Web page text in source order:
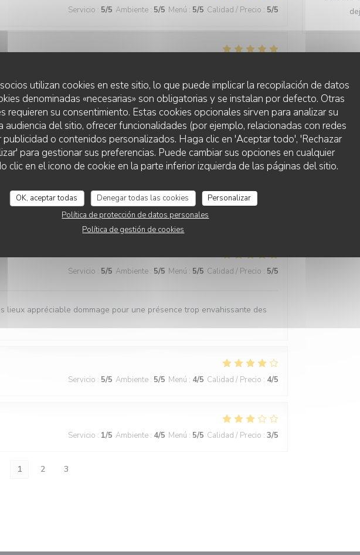
utilizan cookies en este sitio, lo que puede implicar la recopilación de datos
denominadas «necesarias» son obligatorias y se instalan por defecto. Otras
requieren su consentimiento. Estas cookies opcionales sirven para analizar su
audiencia del sitio, ofrecer funcionalidades (por ejemplo, relacionadas con redes
publicidad o contenidos personalizados. Haga clic en 'Aceptar todo', 'Rechazar
para gestionar sus preferencias. Puede cambiar sus opciones en cualquier
clic en el icono de cookie en la parte inferior izquierda de las páginas del sitio.
OK, aceptar todas Denegar todas las cookies
Personalizar
Política de protección de datos personales
Política de gestión de cookies
Servicio : 5/5 Ambiente : 5/5 Menú : 5/5 Calidad / Precio : 5/5
Servicio:5/5 Ambiente: 5/5 Menú 5 /5 Calidad / Precio:5/5
entendu.
Servicio:4/5 Ambiente:3/5 Menú:3/5 Calidad / Precio
Servicio : 5/5 Ambiente : 5/5 Menú : 5/5 Calidad / Precio : 5/5
appréciable dommage pour une présence trop envahissante des
Servicio : 5/5 Ambiente : 5/5 Menú : 4/5 Calidad / Precio : 4/5
Servicio : 1/5 Ambiente : 4/5 Menú : 5/5 Calidad / Precio : 3/5
1 2 3